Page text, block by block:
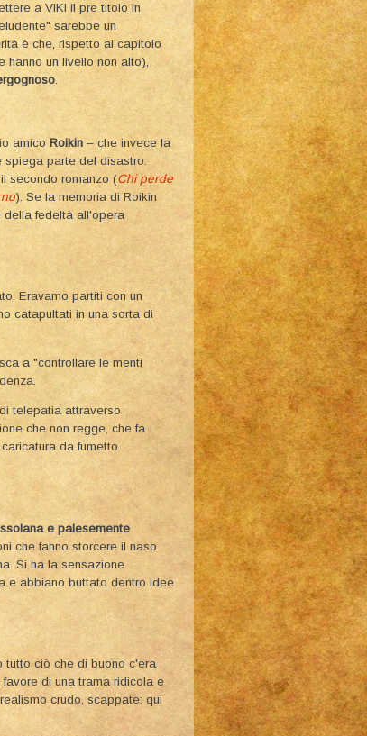
a VIKI il pre titolo in
sarebbe un
è che, rispetto al capitolo
hanno un livello non alto),
.
amico Roikin – che invece la
spiega parte del disastro.
secondo romanzo (Chi perde
). Se la memoria di Roikin
della fedeltà all'opera
Eravamo partiti con un
catapultati in una sorta di
a "controllare le menti
telepatia attraverso
che non regge, che fa
da fumetto
e palesemente
che fanno storcere il naso
Si ha la sensazione
e abbiano buttato dentro idee
tutto ciò che di buono c'era
di una trama ridicola e
crudo, scappate: qui